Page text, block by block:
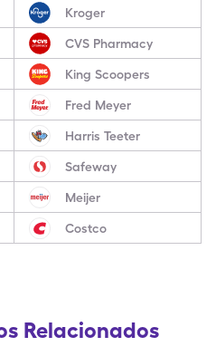
Kroger
CVS Pharmacy
King Scoopers
Fred Meyer
Harris Teeter
Safeway
Meijer
Costco
Relacionados